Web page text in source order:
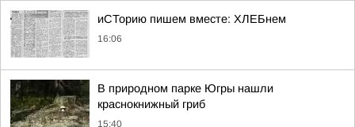
иСТорию пишем вместе: ХЛЕБнем
16:06
В природном парке Югры нашли
краснокнижный гриб
15:40